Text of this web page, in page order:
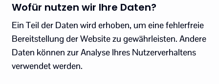
Wofür nutzen wir Ihre Daten?
Ein Teil der Daten wird erhoben, um eine fehlerfreie
Bereitstellung der Website zu gewährleisten. Andere
Daten können zur Analyse Ihres Nutzerverhaltens
verwendet werden.